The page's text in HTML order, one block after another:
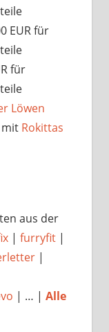
EUR für
für
Löwen
mit Rokittas
aus der
| furryfit |
|
| … | Alle